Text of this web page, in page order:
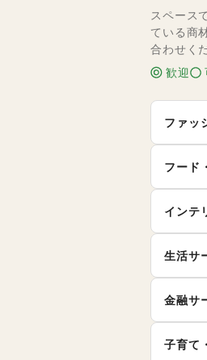
スペース
ている商
合わせく
歓迎
ファッ
イン
シー
腕時
その
フード
その
インテ
手芸
生活サ
携帯
ウォ
金融サ
子育て